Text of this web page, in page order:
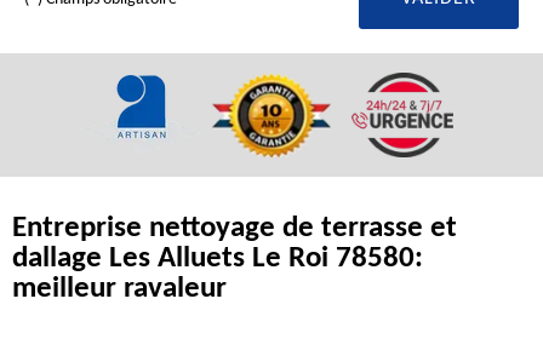
Entreprise nettoyage de terrasse et
dallage Les Alluets Le Roi 78580:
meilleur ravaleur